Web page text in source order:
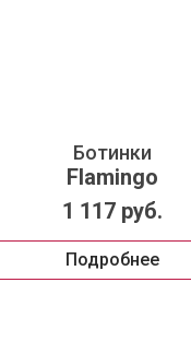
Ботинки
Flamingo
1 117 руб.
Подробнее